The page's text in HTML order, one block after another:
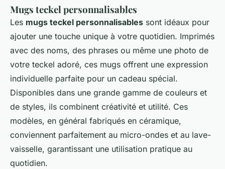
Mugs teckel personnalisables
Les mugs teckel personnalisables sont idéaux pour
ajouter une touche unique à votre quotidien. Imprimés
avec des noms, des phrases ou même une photo de
votre teckel adoré, ces mugs offrent une expression
individuelle parfaite pour un cadeau spécial.
Disponibles dans une grande gamme de couleurs et
de styles, ils combinent créativité et utilité. Ces
modèles, en général fabriqués en céramique,
conviennent parfaitement au micro-ondes et au lave-
vaisselle, garantissant une utilisation pratique au
quotidien.